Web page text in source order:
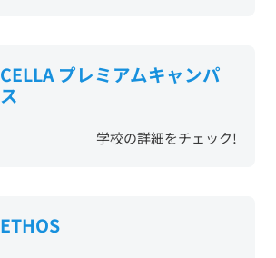
CELLA プレミアムキャンパ
ス
学校の詳細をチェック!
ETHOS